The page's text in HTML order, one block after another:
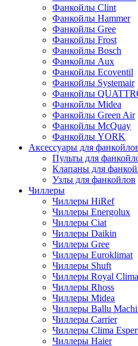
Фанкойлы Clint
Фанкойлы Hammer
Фанкойлы Gree
Фанкойлы Frost
Фанкойлы Bosch
Фанкойлы Aux
Фанкойлы Ecoventil
Фанкойлы Systemair
Фанкойлы
Фанкойлы Midea
Фанкойлы Green Air
Фанкойлы McQuay
Фанкойлы YORK
Аксессуары для
Пульты для
Клапаны для
Узлы для фанкойлов
Чиллеры
Чиллеры HiRef
Чиллеры Energolux
Чиллеры Ciat
Чиллеры Daikin
Чиллеры Gree
Чиллеры Euroklimat
Чиллеры Shuft
Чиллеры Royal Clima
Чиллеры Rhoss
Чиллеры Midea
Чиллеры Ballu
Чиллеры Carrier
Чиллеры Clima
Чиллеры Haier